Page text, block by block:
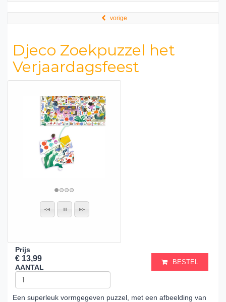
vorige
Djeco Zoekpuzzel het
Verjaardagsfeest
Prijs
€ 13,99
AANTAL
BESTEL
Een superleuk vormgegeven puzzel, met een afbeelding van